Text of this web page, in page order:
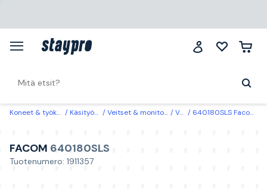
Koneet & työkalut Käsityökalut Veitset & monitoimityökalut Veitset 640180SLS Facom Puukko SLS-kiinnityksellä
FACOM 640180SLS
Tuotenumero: 1911357